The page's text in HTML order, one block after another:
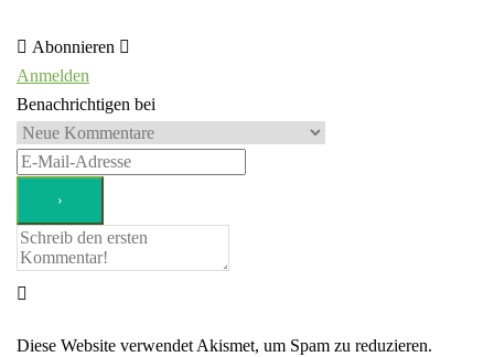
Abonnieren
Anmelden
Benachrichtigen bei
Diese Website verwendet Akismet, um Spam zu reduzieren.